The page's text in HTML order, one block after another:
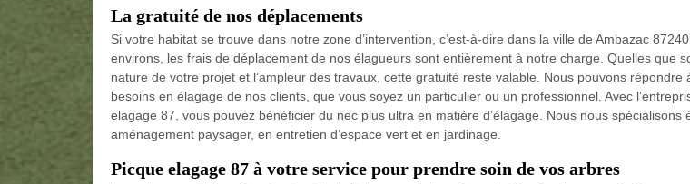
La gratuité de nos déplacements
Si votre habitat se trouve dans notre zone d’intervention, c’est-à-dire dans la ville de Ambazac
environs, les frais de déplacement de nos élagueurs sont entièrement à notre charge. Quelles que
nature de votre projet et l’ampleur des travaux, cette gratuité reste valable. Nous pouvons répondre
besoins en élagage de nos clients, que vous soyez un particulier ou un professionnel. Avec
elagage 87, vous pouvez bénéficier du nec plus ultra en matière d’élagage. Nous nous spécialisons
aménagement paysager, en entretien d’espace vert et en jardinage.
Picque elagage 87 à votre service pour prendre soin de vos arbres